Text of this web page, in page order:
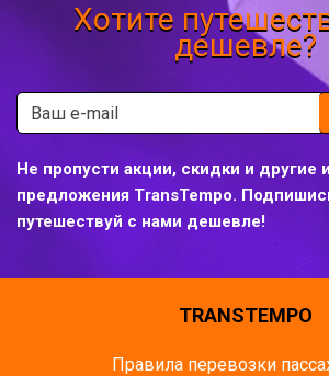
Хотите
дешевле?
Не пропусти акции, скидки и другие
предложения TransTempo.
путешествуй с нами дешевле!
TRANSTEMPO
Правила перевозки